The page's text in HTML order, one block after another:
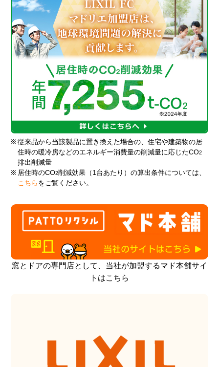
※ 従来品から当該製品に置き換えた場合の、住宅や建築物の居
住時の暖冷房などのエネルギー消費量の削減量に応じたCO2
排出削減量
※ 居住時のCO2削減効果（1台あたり）の算出条件については、
こちら をご覧ください。
窓とドアの専門店として、当社が加盟するマド本舗サイ
トはこちら